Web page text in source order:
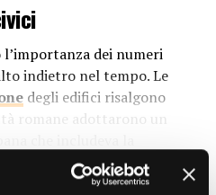
nervoso, riducendo i
il benessere mentale.
di lavoro tranquillo
clima più rilassato e
efficace. Durante
dei numeri
indietro nel tempo. Le
degli edifici risalgono
romane adottarono un
questo sistema era
che conosciamo oggi e
READING